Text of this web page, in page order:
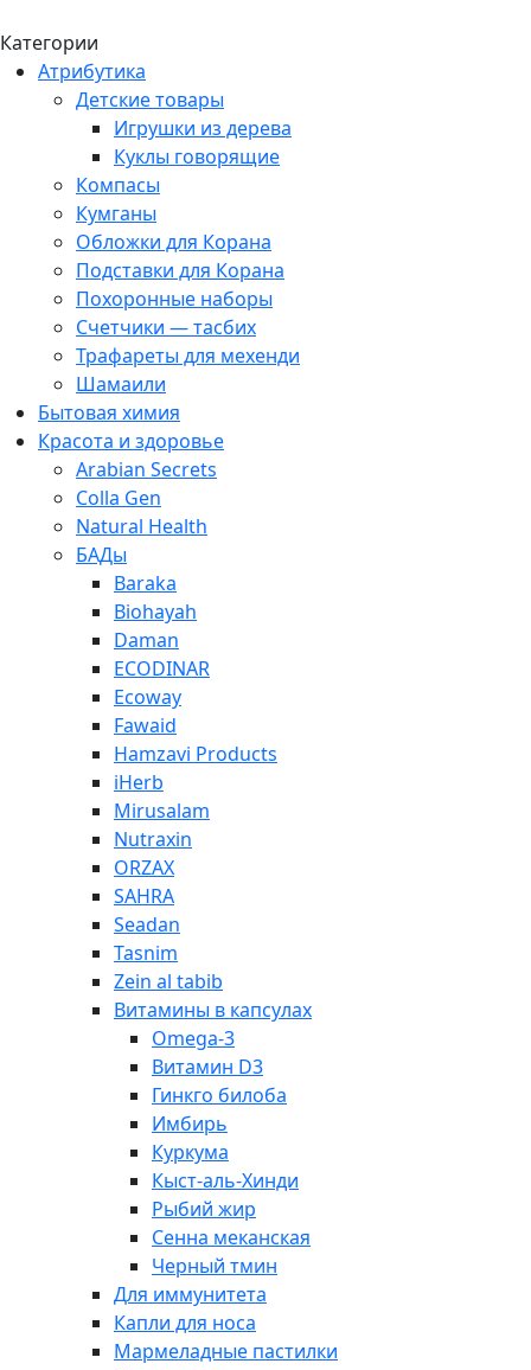
Категории
Атрибутика
Детские товары
Игрушки из дерева
Куклы говорящие
Компасы
Кумганы
Обложки для Корана
Подставки для Корана
Похоронные наборы
Счетчики — тасбих
Трафареты для мехенди
Шамаили
Бытовая химия
Красота и здоровье
Arabian Secrets
Colla Gen
Natural Health
БАДы
Baraka
Biohayah
Daman
ECODINAR
Ecoway
Fawaid
Hamzavi Рroducts
iHerb
Mirusalam
Nutraxin
ORZAX
SAHRA
Seadan
Tasnim
Zein al tabib
Витамины в капсулах
Omega-3
Витамин D3
Гинкго билоба
Имбирь
Куркума
Кыст-аль-Хинди
Рыбий жир
Сенна меканская
Черный тмин
Для иммунитета
Капли для носа
Мармеладные пастилки